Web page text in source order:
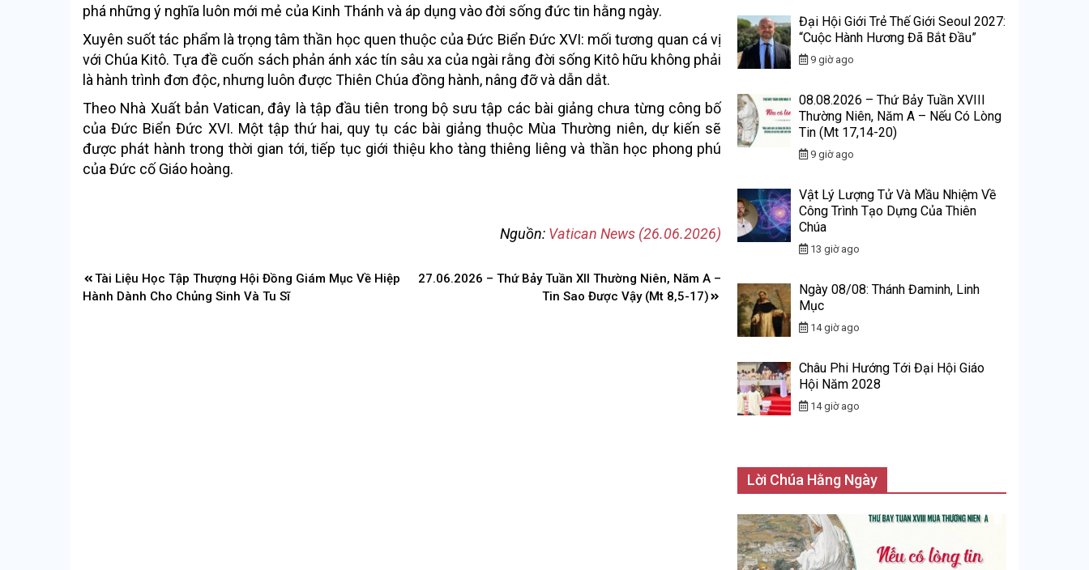
phá những ý nghĩa luôn mới mẻ của Kinh Thánh và áp dụng vào đời sống đức tin hằng ngày.
Xuyên suốt tác phẩm là trọng tâm thần học quen thuộc của Đức Biển Đức XVI: mối tương quan cá vị
với Chúa Kitô. Tựa đề cuốn sách phản ánh xác tín sâu xa của ngài rằng đời sống Kitô hữu không phải
là hành trình đơn độc, nhưng luôn được Thiên Chúa đồng hành, nâng đỡ và dẫn dắt.
Theo Nhà Xuất bản Vatican, đây là tập đầu tiên trong bộ sưu tập các bài giảng chưa từng công bố
của Đức Biển Đức XVI. Một tập thứ hai, quy tụ các bài giảng thuộc Mùa Thường niên, dự kiến sẽ
được phát hành trong thời gian tới, tiếp tục giới thiệu kho tàng thiêng liêng và thần học phong phú
của Đức cố Giáo hoàng.
Nguồn: Vatican News (26.06.2026)
Điều
hướng
Tài Liệu Học Tập Thượng Hội Đồng Giám Mục Về Hiệp
Hành Dành Cho Chủng Sinh Và Tu Sĩ
27.06.2026 – Thứ Bảy Tuần XII Thường Niên, Năm A –
Tin Sao Được Vậy (Mt 8,5-17)
Đại Hội Giới Trẻ Thế Giới Seoul 2027:
“Cuộc Hành Hương Đã Bắt Đầu”
9 giờ ago
08.08.2026 – Thứ Bảy Tuần XVIII
Thường Niên, Năm A – Nếu Có Lòng
Tin (Mt 17,14-20)
9 giờ ago
Vật Lý Lượng Tử Và Mầu Nhiệm Về
Công Trình Tạo Dựng Của Thiên
Chúa
13 giờ ago
Ngày 08/08: Thánh Đaminh, Linh
Mục
14 giờ ago
Châu Phi Hướng Tới Đại Hội Giáo
Hội Năm 2028
14 giờ ago
Lời Chúa Hằng Ngày